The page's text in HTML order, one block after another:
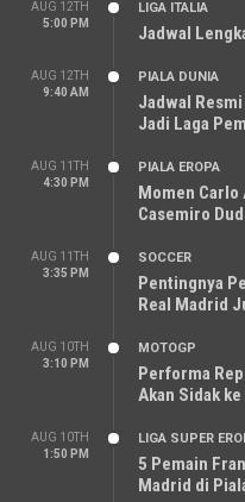
AUG 12TH
5:00 PM
LIGA ITALIA
Jadwal
AUG 12TH
9:40 AM
PIALA DUNIA
Jadwal
Jadi Laga
AUG 11TH
4:30 PM
PIALA EROPA
Momen
Casemiro
AUG 11TH
3:35 PM
SOCCER
Pentingnya
Real Madrid
AUG 10TH
3:10 PM
MOTOGP
Performa
Akan Sidak
AUG 10TH
1:50 PM
LIGA SUPER
5 Pemain
Madrid di